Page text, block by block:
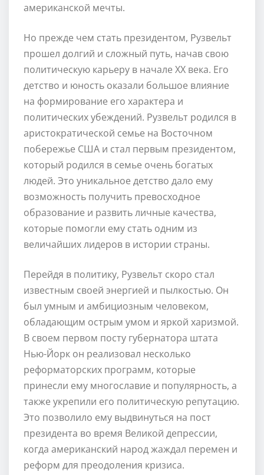
американской мечты.
Но прежде чем стать президентом, Рузвельт
прошел долгий и сложный путь, начав свою
политическую карьеру в начале XX века. Его
детство и юность оказали большое влияние
на формирование его характера и
политических убеждений. Рузвельт родился в
аристократической семье на Восточном
побережье США и стал первым президентом,
который родился в семье очень богатых
людей. Это уникальное детство дало ему
возможность получить превосходное
образование и развить личные качества,
которые помогли ему стать одним из
величайших лидеров в истории страны.
Перейдя в политику, Рузвельт скоро стал
известным своей энергией и пылкостью. Он
был умным и амбициозным человеком,
обладающим острым умом и яркой харизмой.
В своем первом посту губернатора штата
Нью-Йорк он реализовал несколько
реформаторских программ, которые
принесли ему многославие и популярность, а
также укрепили его политическую репутацию.
Это позволило ему выдвинуться на пост
президента во время Великой депрессии,
когда американский народ жаждал перемен и
реформ для преодоления кризиса.